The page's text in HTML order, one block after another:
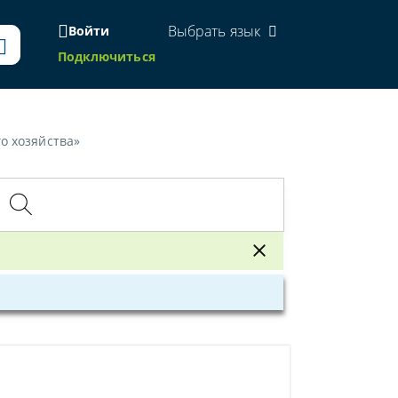
Войти
Подключиться
Выбрать язык
хозяйства»